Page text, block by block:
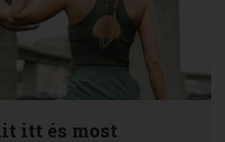
itt és most